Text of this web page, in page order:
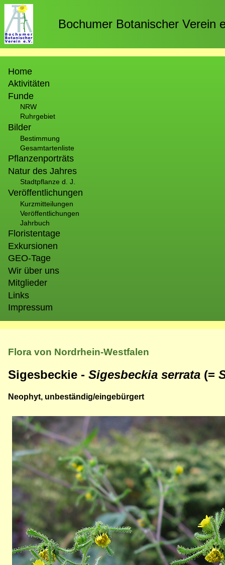
Direkt
zum
Inhalt
Bochumer Botanischer Verein
Home
Aktivitäten
Funde
NRW
Ruhrgebiet
Bilder
Bestimmung
Gesamtartenliste
Pflanzenporträts
Natur des Jahres
Stadtpflanze d. J.
Veröffentlichungen
Kurzmitteilungen
Veröffentlichungen
Jahrbuch
Floristentage
Exkursionen
GEO-Tage
Wir über uns
Mitglieder
Links
Impressum
Flora von Nordrhein-Westfalen
Sigesbeckie - Sigesbeckia serrata (=
Neophyt, unbeständig/eingebürgert
Bild